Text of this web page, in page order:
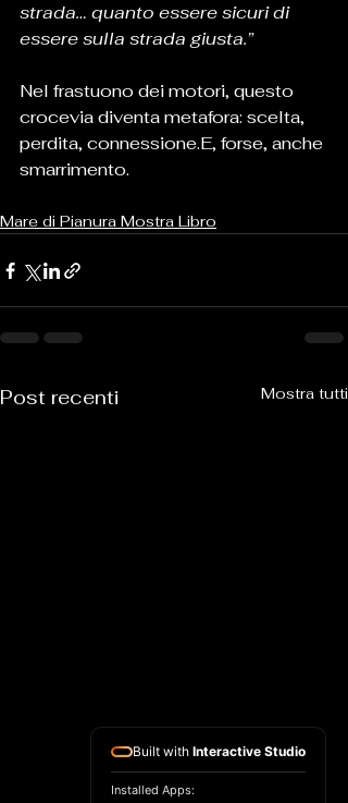
strada… quanto essere sicuri di
essere sulla strada giusta.”
Nel frastuono dei motori, questo
crocevia diventa metafora: scelta,
perdita, connessione.E, forse, anche
smarrimento.
Mare di Pianura Mostra Libro
Post recenti Mostra tutti
Built with Interactive Studio
Installed Apps: